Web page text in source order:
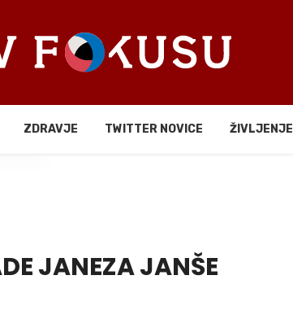
ZDRAVJE TWITTER NOVICE ŽIVLJENJE
JANEZA JANŠE